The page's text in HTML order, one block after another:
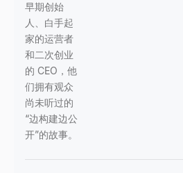
早期创始
人、白手起
家的运营者
和二次创业
的 CEO，他
们拥有观众
尚未听过的
“边构建边公
开”的故事。